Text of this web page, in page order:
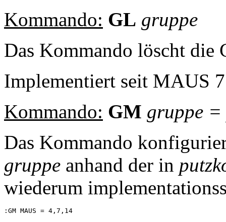
Kommando: GL gruppe
Das Kommando löscht die
Implementiert seit MAUS
Kommando: GM gruppe =
Das Kommando
gruppe anhand der in
wiederum